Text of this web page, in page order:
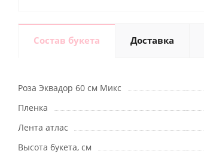
Состав букета Доставка
Роза Эквадор 60 см Микс
Пленка
Лента атлас
Высота букета, см